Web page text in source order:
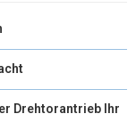
Drehtorantrieb Ihr